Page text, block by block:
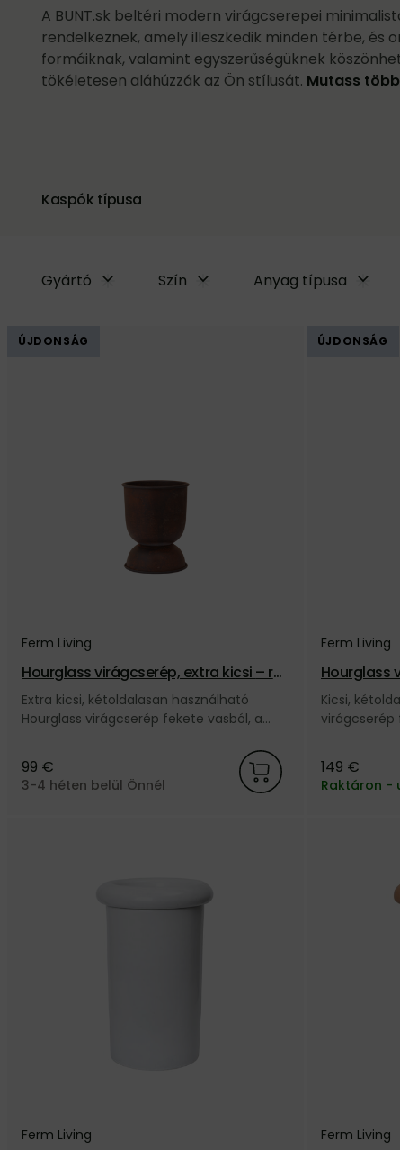
A BUNT.sk beltéri modern virágcserepei
rendelkeznek, amely illeszkedik minden térbe, és
formáiknak, valamint egyszerűségüknek
tökéletesen aláhúzzák az Ön stílusát. Mutass
Kaspók típusa
Gyártó Szín Anyag típusa
ÚJDONSÁG
Ferm Living
Hourglass virágcserép, extra kicsi – ro
zsda
Extra kicsi, kétoldalasan használható
Hourglass virágcserép fekete vasból, a
99 €
3-4 héten belül Önnél
ÚJDONSÁG
Ferm Living
Kicsi,
virágcserép
149 €
Raktáron -
Ferm Living Ferm Living